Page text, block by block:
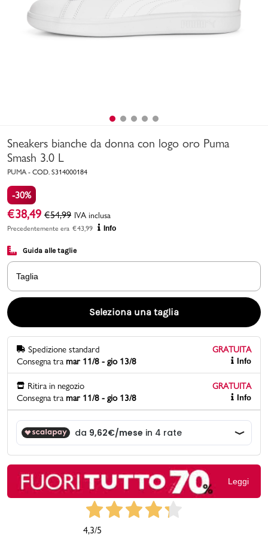
Uomo Bambino
Marchi
Promo & News
contatti
Gift card
Sneakers bianche da donna con logo oro Puma
Smash 3.0 L
PUMA - COD. S314000184
-30%
€38,49 €54,99 IVA inclusa
Precedentemente era €43,99 Info
Guida alle taglie
Taglia
Seleziona una taglia
Spedizione standard
GRATUITA
Consegna tra mar 11/8 - gio 13/8 Info
Ritira in negozio
GRATUITA
Consegna tra mar 11/8 - gio 13/8 Info
Leggi
4,3/5